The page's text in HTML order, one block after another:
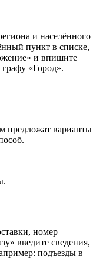
и населённого
пункт в списке,
и впишите
графу «Город».
предложат варианты
номер
введите сведения,
подъезды в